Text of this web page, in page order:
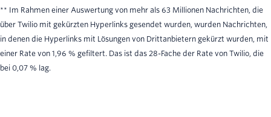
** Im Rahmen einer Auswertung von mehr als 63 Millionen Nachrichten, die
über Twilio mit gekürzten Hyperlinks gesendet wurden, wurden Nachrichten,
in denen die Hyperlinks mit Lösungen von Drittanbietern gekürzt wurden, mit
einer Rate von 1,96 % gefiltert. Das ist das 28-Fache der Rate von Twilio, die
bei 0,07 % lag.